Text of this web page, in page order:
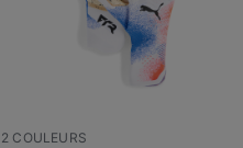
2 COULEURS